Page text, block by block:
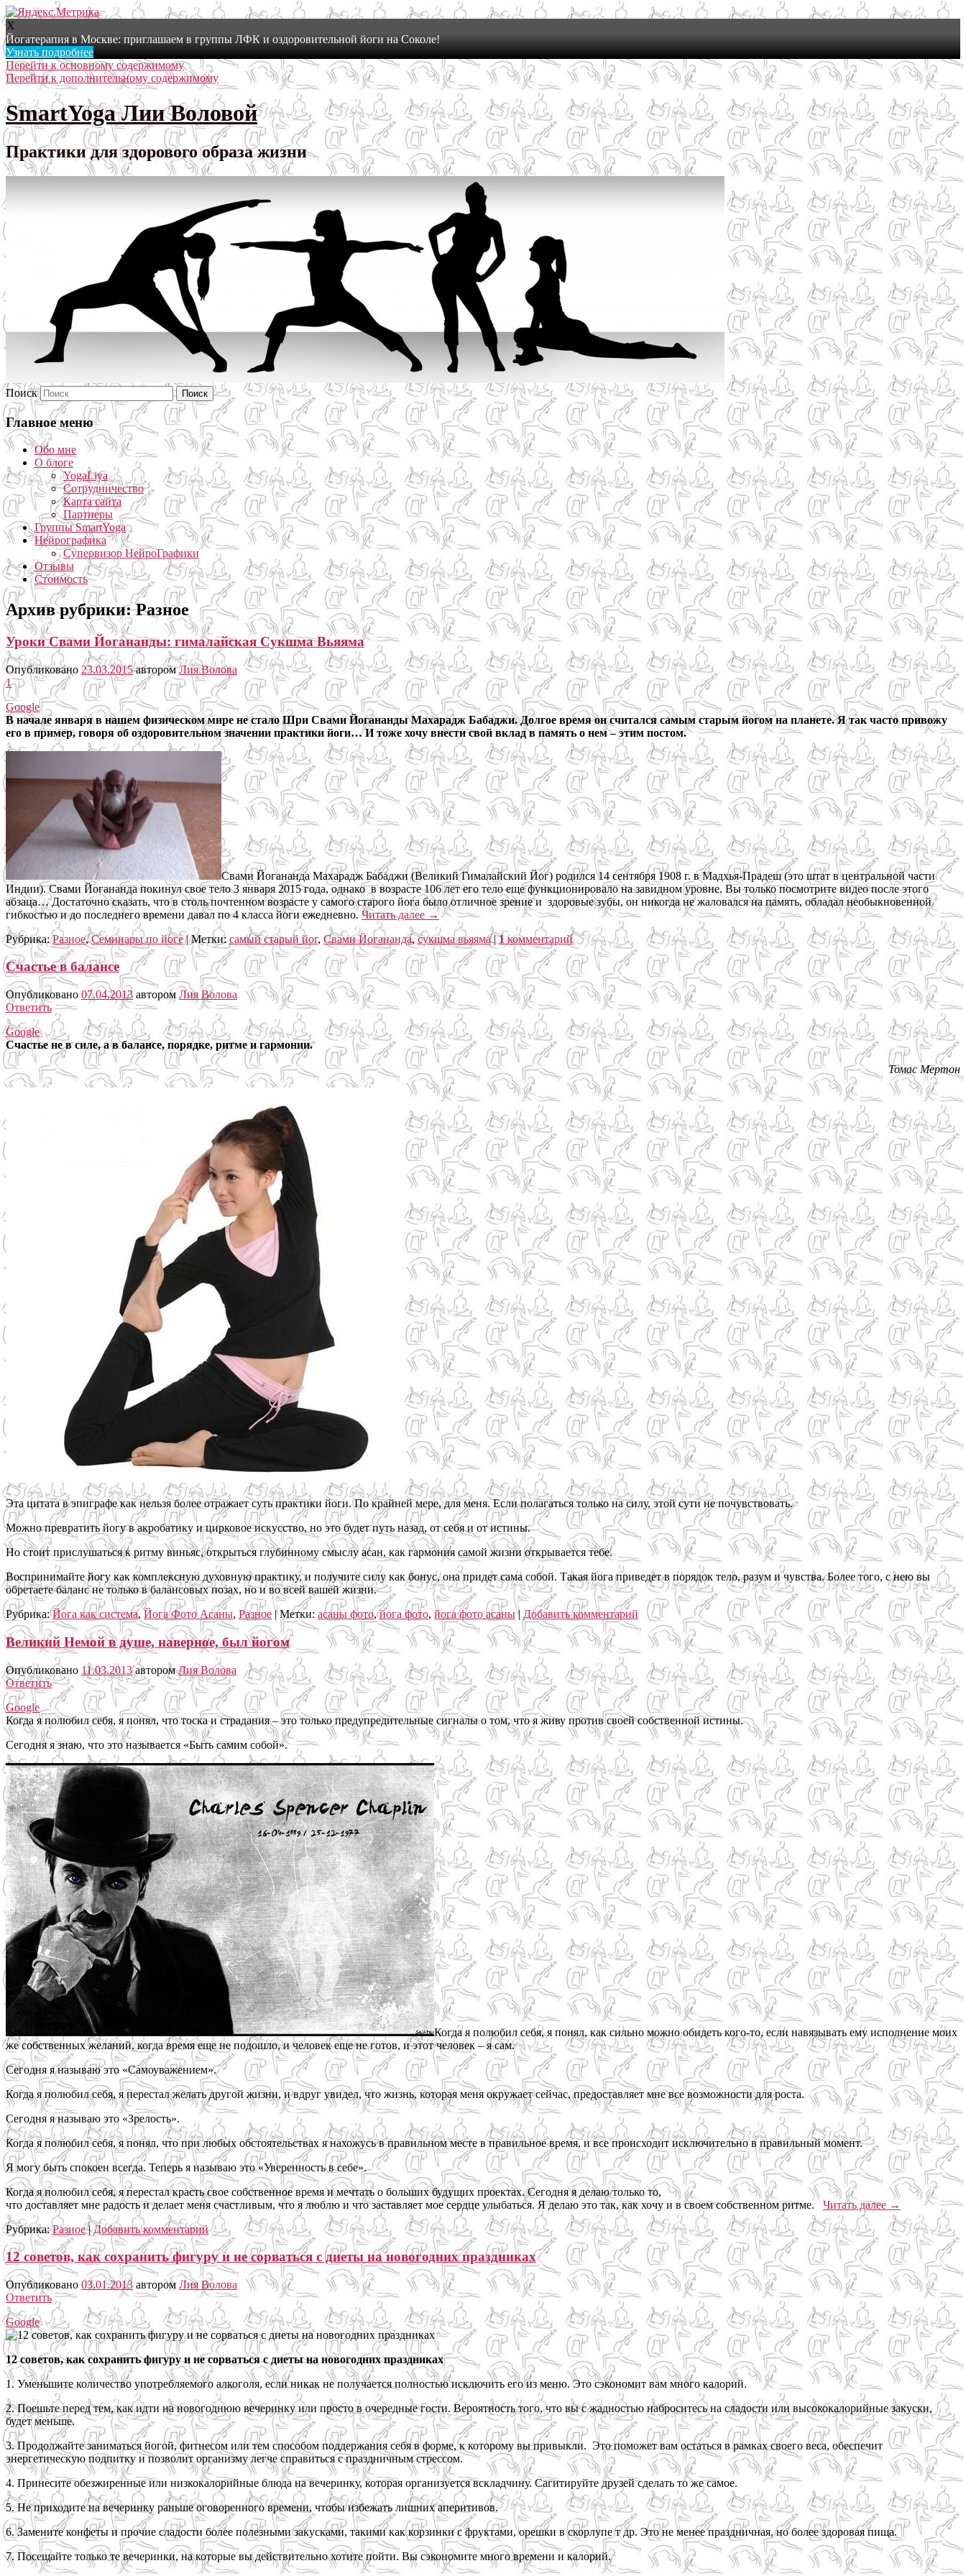
X
Йогатерапия в Москве: приглашаем в группы ЛФК и оздоровительной йоги на Соколе!
Узнать подробнее
Перейти к основному содержимому
Перейти к дополнительному содержимому
SmartYoga Лии Воловой
Практики для здорового образа жизни
Поиск
Главное меню
Обо мне
О блоге
YogaLiya
Сотрудничество
Карта сайта
Партнеры
Группы SmartYoga
Нейрографика
Супервизор НейроГрафики
Отзывы
Стоимость
Архив рубрики:Разное
Уроки Свами Йогананды: гималайская Сукшма Вьяяма
Опубликовано 23.03.2015 авторомЛия Волова
1
Google
В начале января в нашем физическом мире не стало Шри Свами Йогананды Махарадж Бабаджи. Долгое время он считался самым старым йогом на планете. Я так часто привожу
его в пример, говоря об оздоровительном значении практики йоги… И тоже хочу внести свой вклад в память о нем – этим постом.
Свами Йогананда Махарадж Бабаджи (Великий Гималайский Йог) родился 14 сентября 1908 г. в Мадхья-Прадеш (это штат в центральной части
Индии). Свами Йогананда покинул свое тело 3 января 2015 года, однако в возрасте 106 лет его тело еще функционировало на завидном уровне. Вы только посмотрите видео после этого
абзаца… Достаточно сказать, что в столь почтенном возрасте у самого старого йога было отличное зрение и здоровые зубы, он никогда не жаловался на память, обладал необыкновенной
гибкостью и до последнего времени давал по 4 класса йоги ежедневно.Читать далее →
Рубрика: Разное,Семинары по йоге |Метки: самый старый йог, Свами Йогананда,сукшма вьяяма |1комментарий
Счастье в балансе
Опубликовано 07.04.2013 автором Лия Волова
Ответить
Google
Счастье не в силе, а в балансе, порядке, ритме и гармонии.
Томас Мертон
Эта цитата в эпиграфе как нельзя более отражает суть практики йоги. По крайней мере, для меня. Если полагаться только на силу, этой сути не почувствовать.
Можно превратить йогу в акробатику и цирковое искусство, но это будет путь назад, от себя и от истины.
Но стоит прислушаться к ритму виньяс, открыться глубинному смыслу асан, как гармония самой жизни открывается тебе.
Воспринимайте йогу как комплексную духовную практику, и получите силу как бонус, она придет сама собой. Такая йога приведет в порядок тело, разум и чувства. Более того, с нею вы
обретаете баланс не только в балансовых позах, но и во всей вашей жизни.
Рубрика: Йога как система,Йога Фото Асаны, Разное |Метки: асаны фото,йога фото, йога фото асаны | Добавить комментарий
Великий Немой в душе, наверное, был йогом
Опубликовано 11.03.2013 авторомЛия Волова
Ответить
Google
Когда я полюбил себя, я понял, что тоска и страдания – это только предупредительные сигналы о том, что я живу против своей собственной истины.
Сегодня я знаю, что это называется «Быть самим собой».
Когда я полюбил себя, я понял, как сильно можно обидеть кого-то, если навязывать ему исполнение моих
же собственных желаний, когда время еще не подошло, и человек еще не готов, и этот человек – я сам.
Сегодня я называю это «Самоуважением».
Когда я полюбил себя, я перестал желать другой жизни, и вдруг увидел, что жизнь, которая меня окружает сейчас, предоставляет мне все возможности для роста.
Сегодня я называю это «Зрелость».
Когда я полюбил себя, я понял, что при любых обстоятельствах я нахожусь в правильном месте в правильное время, и все происходит исключительно в правильный момент.
Я могу быть спокоен всегда. Теперь я называю это «Уверенность в себе».
Когда я полюбил себя, я перестал красть свое собственное время и мечтать о больших будущих проектах. Сегодня я делаю только то,
что доставляет мне радость и делает меня счастливым, что я люблю и что заставляет мое сердце улыбаться. Я делаю это так, как хочу и в своем собственном ритме. Читать далее →
Рубрика: Разное |Добавить комментарий
12 советов, как сохранить фигуру и не сорваться с диеты на новогодних праздниках
Опубликовано 03.01.2013 автором Лия Волова
Ответить
Google
12 советов, как сохранить фигуру и не сорваться с диеты на новогодних праздниках
1. Уменьшите количество употребляемого алкоголя, если никак не получается полностью исключить его из меню. Это сэкономит вам много калорий.
2. Поешьте перед тем, как идти на новогоднюю вечеринку или просто в очередные гости. Вероятность того, что вы с жадностью наброситесь на сладости или высококалорийные закуски,
будет меньше.
3. Продолжайте заниматься йогой, фитнесом или тем способом поддержания себя в форме, к которому вы привыкли. Это поможет вам остаться в рамках своего веса, обеспечит
энергетическую подпитку и позволит организму легче справиться с праздничным стрессом.
4. Принесите обезжиренные или низкокалорийные блюда на вечеринку, которая организуется вскладчину. Сагитируйте друзей сделать то же самое.
5. Не приходите на вечеринку раньше оговоренного времени, чтобы избежать лишних аперитивов.
6. Замените конфеты и прочие сладости более полезными закусками, такими как корзинки с фруктами, орешки в скорлупе т др. Это не менее праздничная, но более здоровая пища.
7. Посещайте только те вечеринки, на которые вы действительно хотите пойти. Вы сэкономите много времени и калорий.